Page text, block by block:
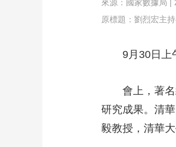
小央視頻 小央直
直播 競猜
CCTV奧林匹克
來源： 國家數據局 |
原標題：劉烈宏主
9月30日上
會上，著
研究成果。清
毅教授，清華